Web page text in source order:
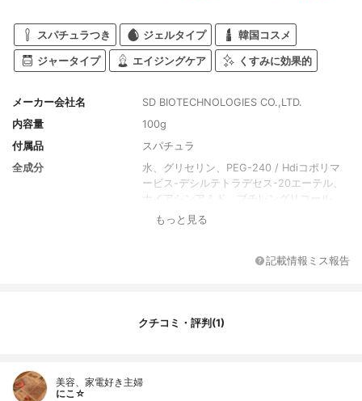
スパチュラつき ジェルタイプ 韓国コスメ
ジャータイプ エイジングケア くすみに効果的
メーカー会社名
SD BIOTECHNOLOGIES CO.,LTD.
内容量
100g
付属品
スパチュラ
全成分
水、グリセリン、PEG-240 / Hdiコポリマ
ービス-デシルテトラデセス-20エーテル、
ナイアシンアミド、ブチレングリコール、
フルクタン、アルコール、クロルフェネシ
リセリン、合成フルオロフロゴパイト、ス
（リコリス）根抽出物、カメリアシネンシ
リカリア）花抽出物、アロエバルバデンシ
もっと見る
記載情報ミス報告
クチコミ・評判(1)
美容、家電好き主婦
にこ☆